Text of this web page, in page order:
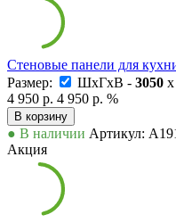
Стеновые панели для
Размер:
ШxГxВ - 3050 x
4 950 р. 4 950 р. %
В корзину
● В наличии Артикул:
Акция